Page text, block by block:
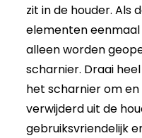
zit in de houder. Als
elementen
alleen worden
scharnier. Draai
het scharnier om
verwijderd uit de
gebruiksvriendelijk